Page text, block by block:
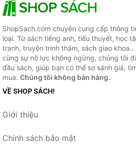
ShopSach.com chuyên cung cấp thông
loại. Từ sách tiếng anh, tiểu thuyết, học
tranh, truyện trinh thám, sách giao
cùng sự nỗ lực không ngừng, chúng tôi
đầu sách, giúp bạn có thể so sánh giá,
mua. Chúng tôi không bán hàng.
VỀ SHOP SÁCH!
Giới thiệu
Chính sách bảo mật